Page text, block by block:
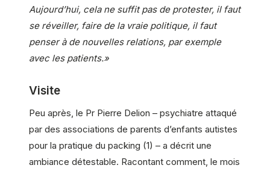
Aujourd’hui, cela ne suffit pas de protester, il faut
se réveiller, faire de la vraie politique, il faut
penser à de nouvelles relations, par exemple
avec les patients.»
Visite
Peu après, le Pr Pierre Delion – psychiatre attaqué
par des associations de parents d’enfants autistes
pour la pratique du packing (1) – a décrit une
ambiance détestable. Racontant comment, le mois